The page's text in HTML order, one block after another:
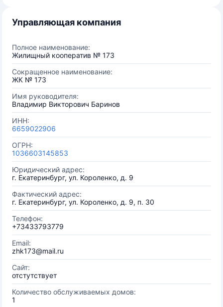
Управляющая компания
Полное наименование:
Жилищный кооператив № 173
Сокращенное наименование:
ЖК № 173
Имя руководителя:
Владимир Викторович Баринов
ИНН:
6659022906
ОГРН:
1036603145853
Юридический адрес:
г. Екатеринбург, ул. Короленко, д. 9
Фактический адрес:
г. Екатеринбург, ул. Короленко, д. 9, п. 30
Телефон:
+73433793779
Email:
zhk173@mail.ru
Сайт:
отстутствует
Количество обслуживаемых домов:
1